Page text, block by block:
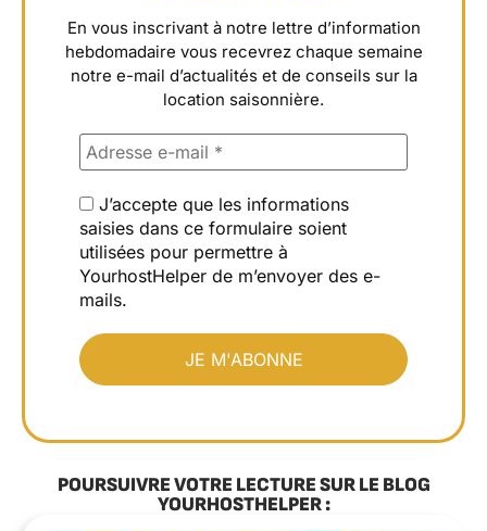
En vous inscrivant à notre lettre d’information
hebdomadaire vous recevrez chaque semaine
notre e-mail d’actualités et de conseils sur la
location saisonnière.
J’accepte que les informations
saisies dans ce formulaire soient
utilisées pour permettre à
YourhostHelper de m’envoyer des e-
mails.
POURSUIVRE VOTRE LECTURE SUR LE BLOG
YOURHOSTHELPER :